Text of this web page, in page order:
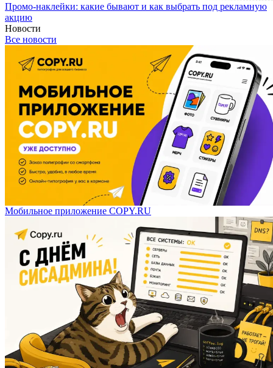
Промо-наклейки: какие бывают и как выбрать под рекламную
акцию
Новости
Все новости
Мобильное приложение COPY.RU